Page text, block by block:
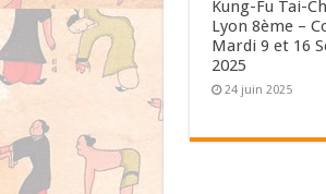
Kung-Fu Tai-
Lyon 8ème –
Mardi 9 et 16
2025
24 juin 2025